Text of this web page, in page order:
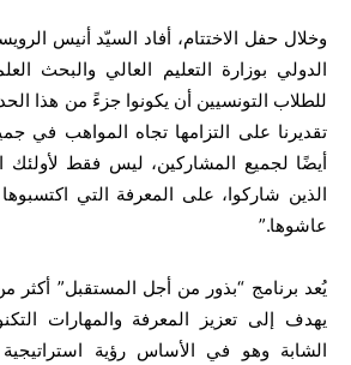
وخلال حفل الاختتام، أفاد السيّد أنيس
الدولي بوزارة التعليم العالي والبحث
للطلاب التونسيين أن يكونوا جزءً من هذا
تقديرنا على التزامها تجاه المواهب في جميع
أيضًا لجميع المشاركين، ليس فقط لأولئك
الذين شاركوا، على المعرفة التي اكتسبوها
عاشوها.”
يُعد برنامج “بذور من أجل المستقبل” أكثر
يهدف إلى تعزيز المعرفة والمهارات
الشابة وهو في الأساس رؤية